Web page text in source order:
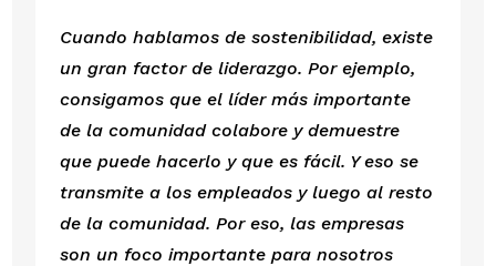
Cuando hablamos de sostenibilidad, existe
un gran factor de liderazgo. Por ejemplo,
consigamos que el líder más importante
de la comunidad colabore y demuestre
que puede hacerlo y que es fácil. Y eso se
transmite a los empleados y luego al resto
de la comunidad. Por eso, las empresas
son un foco importante para nosotros